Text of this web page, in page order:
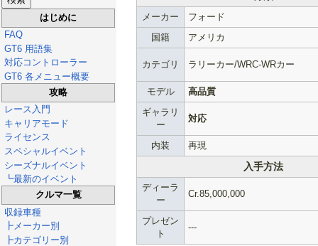
はじめに
FAQ
GT6 用語集
対応コントローラー
GT6 各メニュー概要
攻略
レース入門
キャリアモード
ライセンス
スペシャルイベント
シーズナルイベント
┗最新のイベント
クルマ一覧
収録車種
┣メーカー別
┣カテゴリー別
メーカー
フォード
国籍
アメリカ
カテゴリ ラリーカー/WRC-WRカー
モデル
高品質
ギャラリ
ー
対応
内装 再現
入手方法
ディーラ
ー
Cr.85,000,000
プレゼン
ト
---